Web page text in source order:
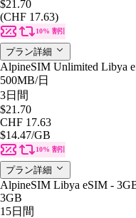
$21.70
(CHF 17.63)
10% 割引
プラン詳細
AlpineSIM Unlimited Libya
500MB/日
3日間
$21.70
CHF 17.63
$14.47/GB
10% 割引
プラン詳細
AlpineSIM Libya eSIM -
3GB
15日間